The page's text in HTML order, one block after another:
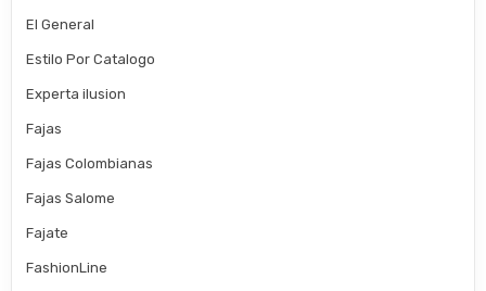
El General
Estilo Por Catalogo
Experta ilusion
Fajas
Fajas Colombianas
Fajas Salome
Fajate
FashionLine